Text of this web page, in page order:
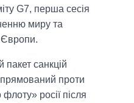
G7, перша сесія
миру та
Європи.
санкцій
проти
росії після